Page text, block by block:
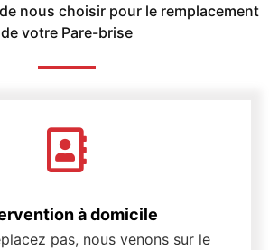
nous choisir pour le remplacement
de votre Pare-brise
à domicile
pas, nous venons sur le